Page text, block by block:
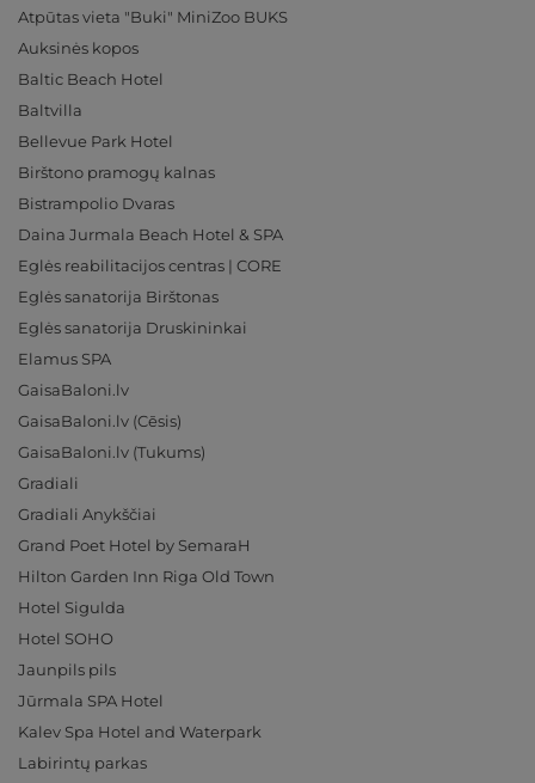
Atpūtas vieta "Buki" MiniZoo BUKS
Auksinės kopos
Baltic Beach Hotel
Baltvilla
Bellevue Park Hotel
Birštono pramogų kalnas
Bistrampolio Dvaras
Daina Jurmala Beach Hotel & SPA
Eglės reabilitacijos centras | CORE
Eglės sanatorija Birštonas
Eglės sanatorija Druskininkai
Elamus SPA
GaisaBaloni.lv
GaisaBaloni.lv (Cēsis)
GaisaBaloni.lv (Tukums)
Gradiali
Gradiali Anykščiai
Grand Poet Hotel by SemaraH
Hilton Garden Inn Riga Old Town
Hotel Sigulda
Hotel SOHO
Jaunpils pils
Jūrmala SPA Hotel
Kalev Spa Hotel and Waterpark
Labirintų parkas